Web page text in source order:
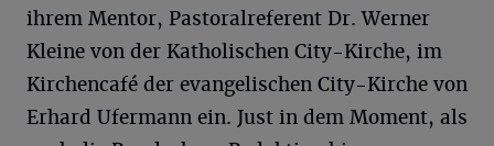
ihrem Mentor, Pastoralreferent Dr. Werner
Kleine von der Katholischen City-Kirche, im
Kirchencafé der evangelischen City-Kirche von
Erhard Ufermann ein. Just in dem Moment, als